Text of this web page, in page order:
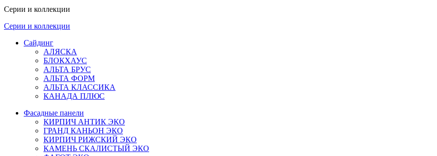
Серии и коллекции
Серии и коллекции
Сайдинг
АЛЯСКА
БЛОКХАУС
АЛЬТА БРУС
АЛЬТА ФОРМ
АЛЬТА КЛАССИКА
КАНАДА ПЛЮС
Фасадные панели
КИРПИЧ АНТИК ЭКО
ГРАНД КАНЬОН ЭКО
КИРПИЧ РИЖСКИЙ ЭКО
КАМЕНЬ СКАЛИСТЫЙ ЭКО